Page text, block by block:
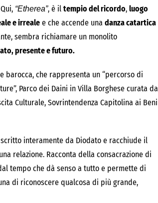
“Etherea”, è il tempio del ricordo, luogo
e irreale e che accende una danza catartica
sembra richiamare un monolito
presente e futuro.
barocca, che rappresenta un “percorso di
Parco dei Daini in Villa Borghese curata da
Culturale, Sovrintendenza Capitolina ai Beni
interamente da Diodato e racchiude il
relazione. Racconta della consacrazione di
tempo che dà senso a tutto e permette di
di riconoscere qualcosa di più grande,